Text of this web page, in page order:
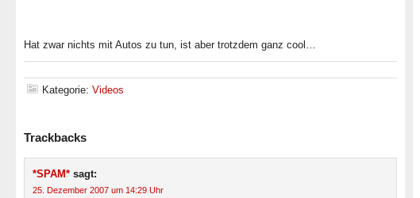
Hat zwar nichts mit Autos zu tun, ist aber trotzdem ganz cool…
Kategorie: Videos
Trackbacks
*SPAM* sagt:
25. Dezember 2007 um 14:29 Uhr